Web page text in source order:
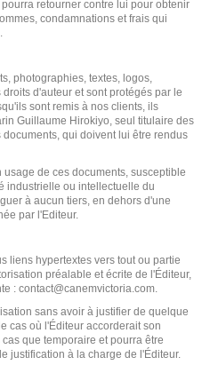
retourner contre lui pour obtenir
condamnations et frais qui
photographies, textes, logos,
d'auteur et sont protégés par le
sont remis à nos clients, ils
Guillaume Hirokiyo, seul titulaire des
qui doivent lui être rendus
de ces documents, susceptible
industrielle ou intellectuelle du
à aucun tiers, en dehors d'une
par l'Editeur.
liens hypertextes vers tout ou partie
préalable et écrite de l'Éditeur,
: contact@canemvictoria.com.
sans avoir à justifier de quelque
cas où l'Éditeur accorderait son
que temporaire et pourra être
justification à la charge de l'Éditeur.